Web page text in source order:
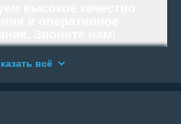
Республики
всё